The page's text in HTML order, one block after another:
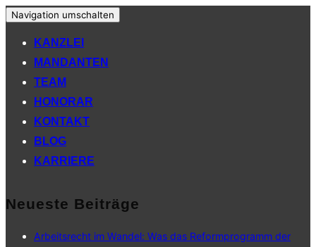
Navigation umschalten
KANZLEI
MANDANTEN
TEAM
HONORAR
KONTAKT
BLOG
KARRIERE
Neueste Beiträge
Arbeitsrecht im Wandel: Was das Reformprogramm der